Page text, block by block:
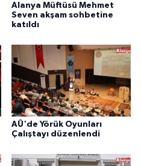
Alanya Müftüsü Mehmet
Seven akşam sohbetine
katıldı
AÜ'de Yörük Oyunları
Çalıştayı düzenlendi